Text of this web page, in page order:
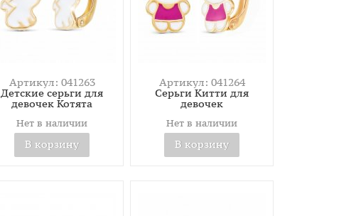
Артикул: 041263
Детские серьги для
девочек Котята
Нет в наличии
В корзину
Артикул: 041264
Серьги Китти для
девочек
Нет в наличии
В корзину